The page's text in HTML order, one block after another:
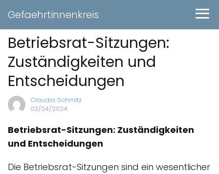
Gefaehrtinnenkreis
Betriebsrat-Sitzungen:
Zuständigkeiten und
Entscheidungen
Claudia Schmitz
03/04/2024
Betriebsrat-Sitzungen: Zuständigkeiten
und Entscheidungen
Die Betriebsrat-Sitzungen sind ein wesentlicher